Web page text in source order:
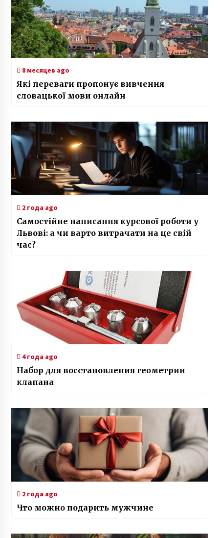
8 месяцев ago
Які переваги пропонує вивчення
словацької мови онлайн
2 года ago
Самостійне написання курсової роботи у
Львові: а чи варто витрачати на це свій
час?
4 года ago
Набор для восстановления геометрии
клапана
2 года ago
Что можно подарить мужчине